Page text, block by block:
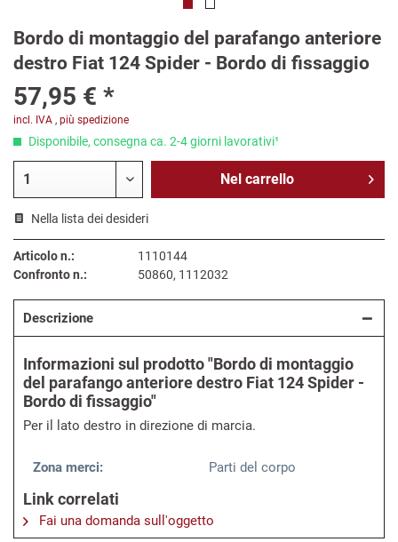
Bordo di montaggio del parafango anteriore
destro Fiat 124 Spider - Bordo di fissaggio
57,95 € *
incl. IVA , più spedizione
Disponibile, consegna ca. 2-4 giorni lavorativi¹
Nel carrello
Nella lista dei desideri
Articolo n.:
1110144
Confronto n.:
50860, 1112032
Descrizione
Informazioni sul prodotto "Bordo di montaggio
del parafango anteriore destro Fiat 124 Spider -
Bordo di fissaggio"
Per il lato destro in direzione di marcia.
Zona merci: Parti del corpo
Link correlati
Fai una domanda sull'oggetto